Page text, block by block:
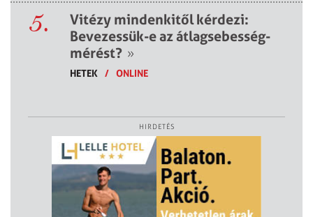
5.
Vitézy mindenkitől kérdezi:
Bevezessük-e az átlagsebesség-
mérést? »
HETEK / ONLINE
HIRDETÉS